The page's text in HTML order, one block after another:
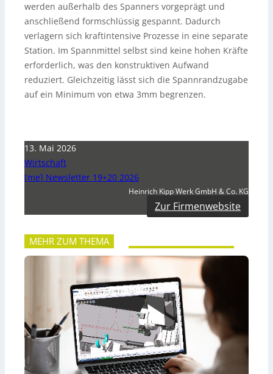
werden außerhalb des Spanners vorgeprägt und
anschließend formschlüssig gespannt. Dadurch
verlagern sich kraftintensive Prozesse in eine separate
Station. Im Spannmittel selbst sind keine hohen Kräfte
erforderlich, was den konstruktiven Aufwand
reduziert. Gleichzeitig lässt sich die Spannrandzugabe
auf ein Minimum von etwa 3mm begrenzen.
13. Mai 2026
Wirtschaft
[me] Newsletter 19+20 2026
Heinrich Kipp Werk GmbH & Co. KG
Zur Firmenwebsite
MEHR ZUM THEMA